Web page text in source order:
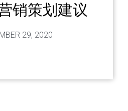
销策划建议
29, 2020